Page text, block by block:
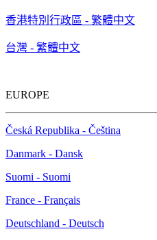
香港特別行政區 - 繁體中文
台灣 - 繁體中文
EUROPE
Česká Republika - Čeština
Danmark - Dansk
Suomi - Suomi
France - Français
Deutschland - Deutsch